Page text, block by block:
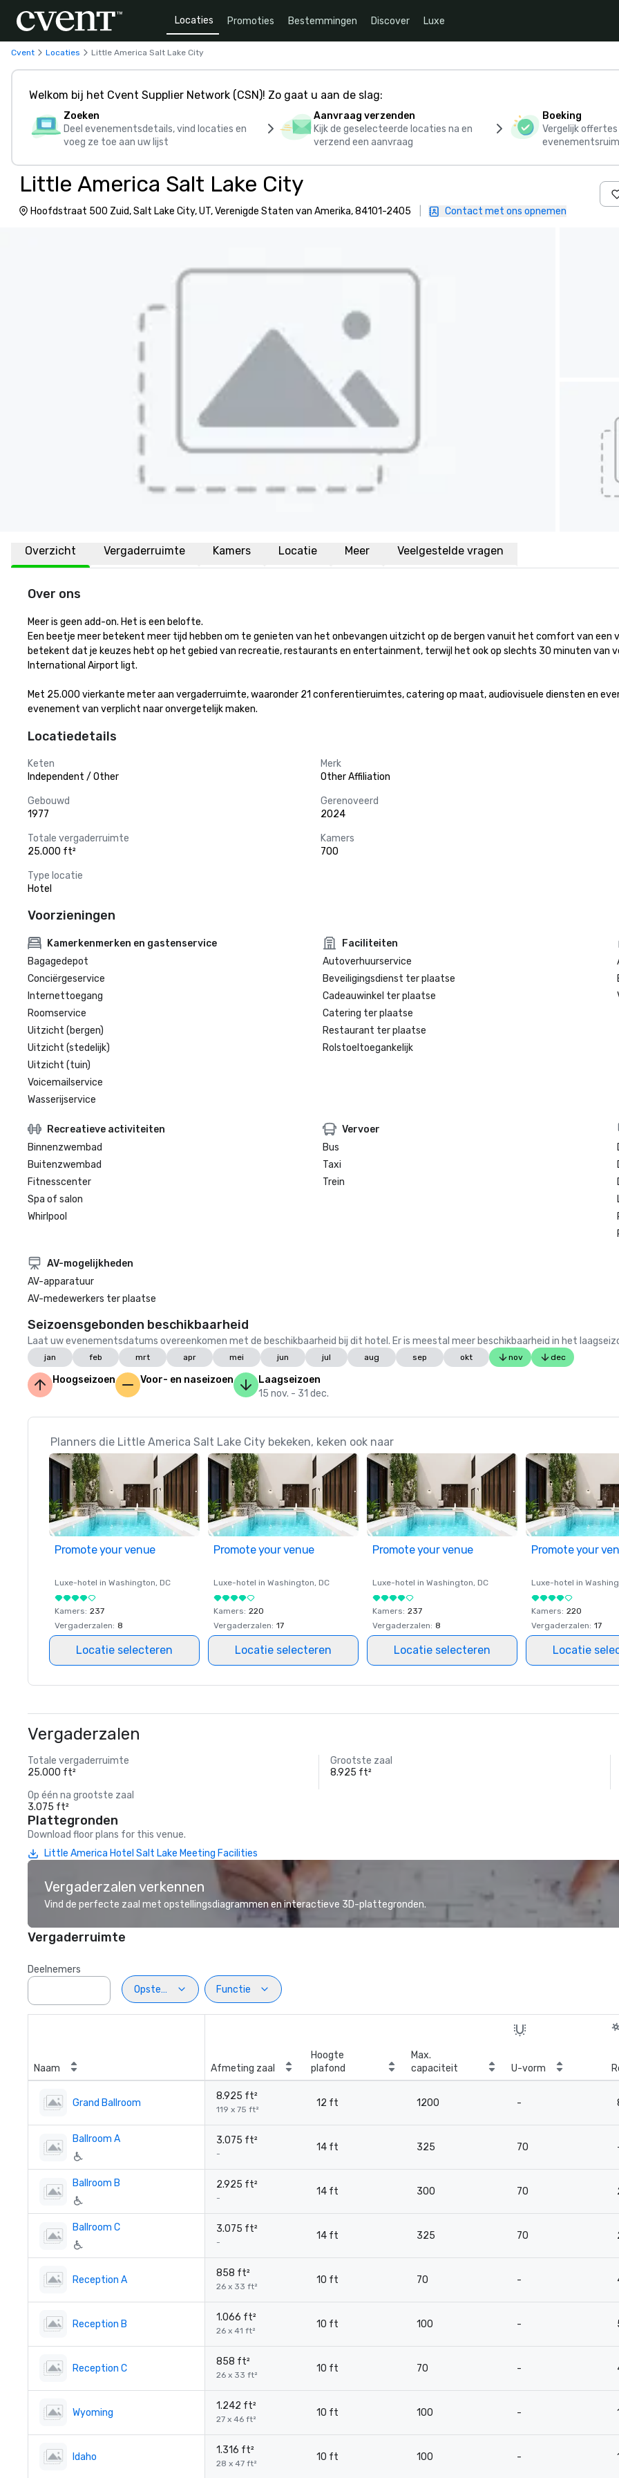
Locaties Promoties Bestemmingen Discover Luxe
Cvent Locaties Little America Salt Lake City
Welkom bij het Cvent Supplier Network (CSN)! Zo gaat u aan de slag:
Zoeken
Deel evenementsdetails, vind locaties en
voeg ze toe aan uw lijst
Aanvraag verzenden
Kijk de geselecteerde locaties na en
verzend een aanvraag
Boeking
Vergelijk
Little America Salt Lake City
Hoofdstraat 500 Zuid, Salt Lake City, UT, Verenigde Staten van Amerika, 84101-2405 Contact met ons opnemen
Overzicht Vergaderruimte Kamers Locatie Meer Veelgestelde vragen
Over ons
Meer is geen add-on. Het is een belofte.
Een beetje meer betekent meer tijd hebben om te genieten van het onbevangen uitzicht op de bergen vanuit het comfort van een
betekent dat je keuzes hebt op het gebied van recreatie, restaurants en entertainment, terwijl het ook op slechts 30 minuten van
International Airport ligt.
Met 25.000 vierkante meter aan vergaderruimte, waaronder 21 conferentieruimtes, catering op maat, audiovisuele diensten en
evenement van verplicht naar onvergetelijk maken.
Locatiedetails
Keten
Independent / Other
Merk
Other Affiliation
Gebouwd
1977
Gerenoveerd
2024
Totale vergaderruimte
25.000 ft²
Kamers
700
Type locatie
Hotel
Voorzieningen
Kamerkenmerken en gastenservice
Bagagedepot
Conciërgeservice
Internettoegang
Roomservice
Uitzicht (bergen)
Uitzicht (stedelijk)
Uitzicht (tuin)
Voicemailservice
Wasserijservice
Faciliteiten
Autoverhuurservice
Beveiligingsdienst ter plaatse
Cadeauwinkel ter plaatse
Catering ter plaatse
Restaurant ter plaatse
Rolstoeltoegankelijk
Recreatieve activiteiten
Binnenzwembad
Buitenzwembad
Fitnesscenter
Spa of salon
Whirlpool
Vervoer
Bus
Taxi
Trein
AV-mogelijkheden
AV-apparatuur
AV-medewerkers ter plaatse
Seizoensgebonden beschikbaarheid
Laat uw evenementsdatums overeenkomen met de beschikbaarheid bij dit hotel. Er is meestal meer beschikbaarheid in het
jan feb mrt apr mei jun jul aug sep okt nov dec
Hoogseizoen Voor- en naseizoen
Laagseizoen
15 nov. - 31 dec.
Planners die Little America Salt Lake City bekeken, keken ook naar
Promote your venue
Luxe-hotel in Washington, DC
Kamers: 237
Vergaderzalen: 8
Locatie selecteren
Promote your venue
Luxe-hotel in Washington, DC
Kamers: 220
Vergaderzalen: 17
Locatie selecteren
Promote your venue
Luxe-hotel in Washington, DC
Kamers: 237
Vergaderzalen: 8
Locatie selecteren
Promote your
Luxe-hotel in
Kamers: 220
Vergaderzalen: 17
Locatie
Vergaderzalen
Totale vergaderruimte
25.000 ft²
Grootste zaal
8.925 ft²
Op één na grootste zaal
3.075 ft²
Plattegronden
Download floor plans for this venue.
Little America Hotel Salt Lake Meeting Facilities
Vergaderzalen verkennen
Vind de perfecte zaal met opstellingsdiagrammen en interactieve 3D-plattegronden.
Vergaderruimte
Deelnemers
Opstelling
Functie
Naam Afmeting zaal
Hoogte
plafond
Max.
capaciteit
U-vorm
Grand Ballroom
8.925 ft²
119 x 75 ft²
12 ft 1200 -
Ballroom A 3.075 ft²
-
14 ft 325 70
Ballroom B 2.925 ft²
-
14 ft 300 70
Ballroom C 3.075 ft²
-
14 ft 325 70
Reception A
858 ft²
26 x 33 ft²
10 ft 70 -
Reception B
1.066 ft²
26 x 41 ft²
10 ft 100 -
Reception C
858 ft²
26 x 33 ft²
10 ft 70 -
Wyoming
1.242 ft²
27 x 46 ft²
10 ft 100 -
Idaho
1.316 ft²
28 x 47 ft²
10 ft 100 -